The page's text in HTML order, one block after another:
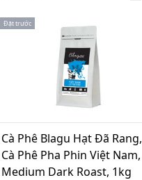
Đặt trước
Cà Phê Blagu Hạt Đã Rang,
Cà Phê Pha Phin Việt Nam,
Medium Dark Roast, 1kg